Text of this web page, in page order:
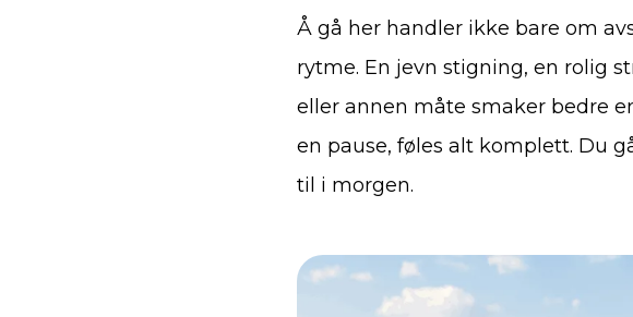
Å gå her handler ikke bare om
rytme. En jevn stigning, en rolig
eller annen måte smaker bedre
en pause, føles alt komplett. Du
til i morgen.